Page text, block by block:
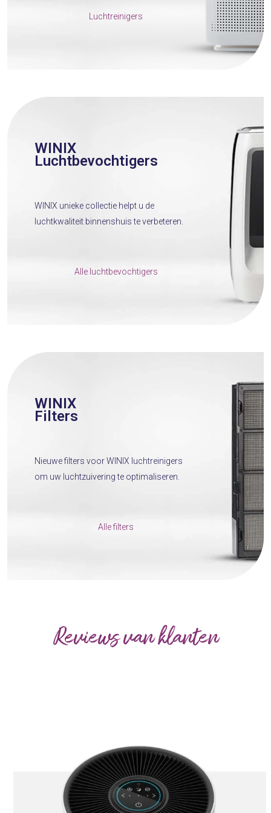
Luchtreinigers
WINIX
Luchtbevochtigers
WINIX unieke collectie helpt u de
luchtkwaliteit binnenshuis te verbeteren.
Alle luchtbevochtigers
WINIX
Filters
Nieuwe filters voor WINIX luchtreinigers
om uw luchtzuivering te optimaliseren.
Alle filters
Reviews van klanten